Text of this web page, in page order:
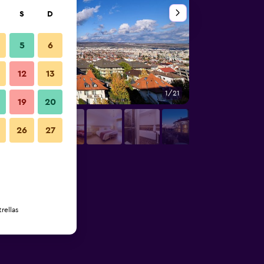
1/21
S D
5 6
12 13
19 20
26 27